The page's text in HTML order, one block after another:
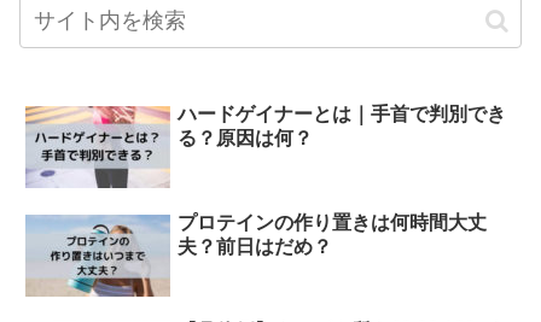
ハードゲイナーとは｜手首で判別でき
る？原因は何？
プロテインの作り置きは何時間大丈
夫？前日はだめ？